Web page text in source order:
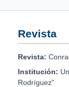
Revista
Revista:
Institución:
Rodríguez”